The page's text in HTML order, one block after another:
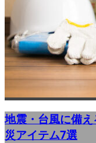
地震・台風に備
災アイテム7選